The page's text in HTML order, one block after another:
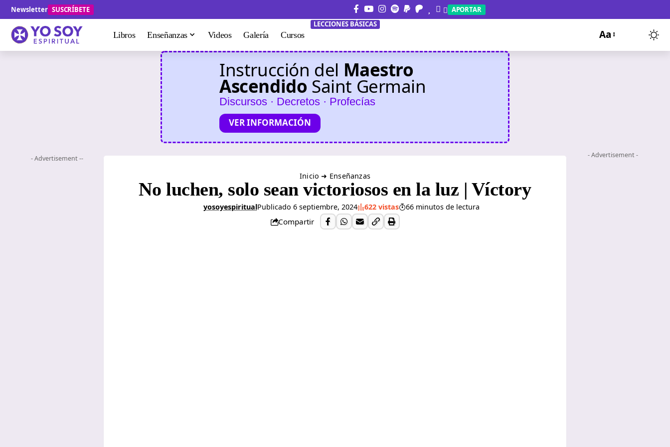
Newsletter SUSCRÍBETE APORTAR
Libros Enseñanzas Videos Galería Cursos
LECCIONES BÁSICAS
Aa
Instrucción del Maestro
Ascendido Saint Germain
Discursos · Decretos · Profecías
VER INFORMACIÓN
- Advertisement --
Inicio ➜ Enseñanzas
No luchen, solo sean victoriosos en la luz | Víctory
yosoyespiritualPublicado 6 septiembre, 2024 622 vistas 66 minutos de lectura
Compartir
- Advertisement -